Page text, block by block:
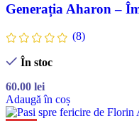
Generația Aharon –
(8)
În stoc
60.00 lei
Adaugă în coș